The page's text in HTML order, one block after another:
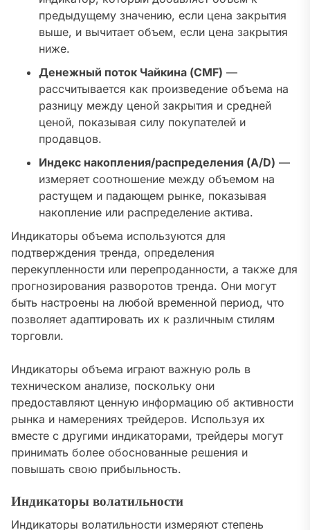
предыдущему значению, если цена закрытия
выше, и вычитает объем, если цена закрытия
ниже.
Денежный поток Чайкина (CMF) —
рассчитывается как произведение объема на
разницу между ценой закрытия и средней
ценой, показывая силу покупателей и
продавцов.
Индекс накопления/распределения (A/D) —
измеряет соотношение между объемом на
растущем и падающем рынке, показывая
накопление или распределение актива.
Индикаторы объема используются для
подтверждения тренда, определения
перекупленности или перепроданности, а также для
прогнозирования разворотов тренда. Они могут
быть настроены на любой временной период, что
позволяет адаптировать их к различным стилям
торговли.
Индикаторы объема играют важную роль в
техническом анализе, поскольку они
предоставляют ценную информацию об активности
рынка и намерениях трейдеров. Используя их
вместе с другими индикаторами, трейдеры могут
принимать более обоснованные решения и
повышать свою прибыльность.
Индикаторы волатильности
Индикаторы волатильности измеряют степень